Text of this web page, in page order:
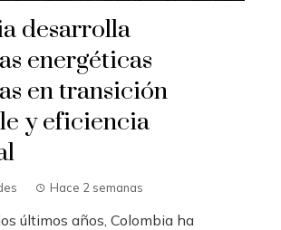
desarrolla
energéticas
en transición
y eficiencia
Hace 2 semanas
últimos años, Colombia ha